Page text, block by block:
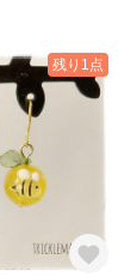
残り1点